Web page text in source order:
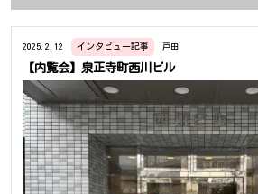
2025.2.12 インタビュー記事 戸田
【内覧会】泉正寺町西川ビル